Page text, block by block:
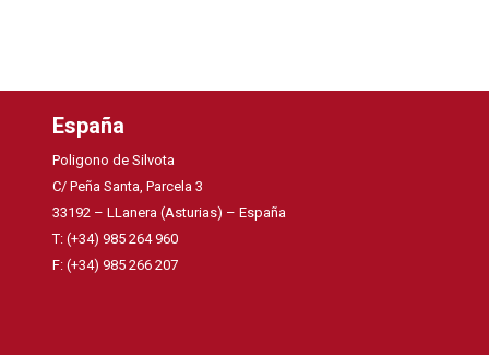
España
Poligono de Silvota
C/ Peña Santa, Parcela 3
33192 – LLanera (Asturias) – España
T: (+34) 985 264 960
F: (+34) 985 266 207